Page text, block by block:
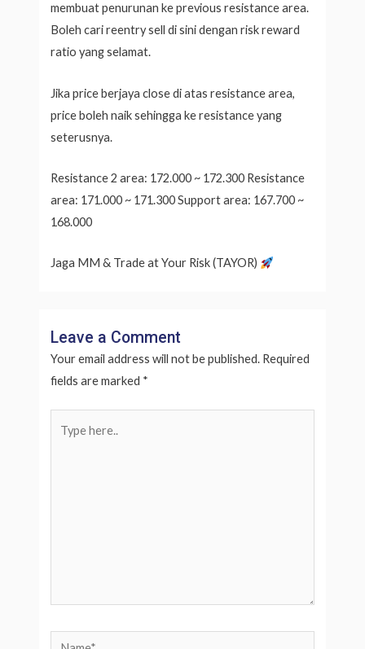
membuat penurunan ke previous resistance area.
Boleh cari reentry sell di sini dengan risk reward
ratio yang selamat.
Jika price berjaya close di atas resistance area,
price boleh naik sehingga ke resistance yang
seterusnya.
Resistance 2 area: 172.000 ~ 172.300 Resistance
area: 171.000 ~ 171.300 Support area: 167.700 ~
168.000
Jaga MM & Trade at Your Risk (TAYOR)
Leave a Comment
Your email address will not be published. Required
fields are marked *
here..
Name*